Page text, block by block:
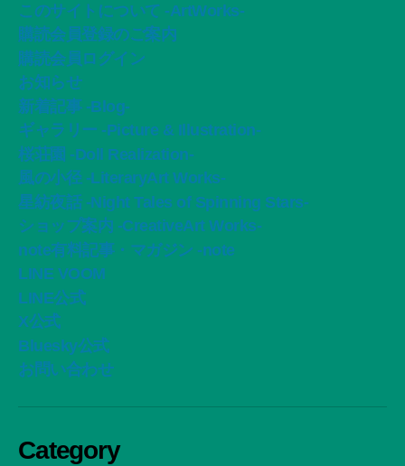
このサイトについて -ArtWorks-
購読会員登録のご案内
購読会員ログイン
お知らせ
新着記事 -Blog-
ギャラリー -Picture & Illustration-
桜荘園 -Doll Realization-
風の小径 -LiteraryArt Works-
星紡夜話 -Night Tales of Spinning Stars-
ショップ案内 -CreativeArt Works-
note有料記事・マガジン -note
LINE VOOM
LINE公式
X公式
Bluesky公式
お問い合わせ
Category